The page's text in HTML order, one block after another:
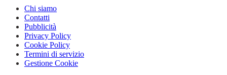
Chi siamo
Contatti
Pubblicità
Privacy Policy
Cookie Policy
Termini di servizio
Gestione Cookie